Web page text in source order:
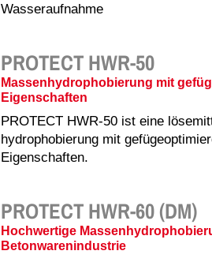
Wasseraufnahme
PROTECT HWR-50
Massenhydrophobierung mit
Eigenschaften
PROTECT HWR-50 ist eine
hydrophobierung mit
Eigenschaften.
PROTECT HWR-60 (DM)
Hochwertige
Betonwarenindustrie